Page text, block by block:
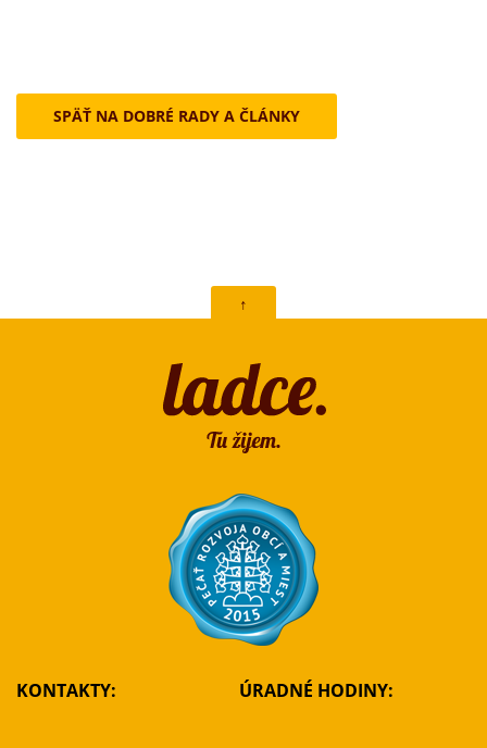
SPÄŤ NA DOBRÉ RADY A ČLÁNKY
↑
KONTAKTY: ÚRADNÉ HODINY: